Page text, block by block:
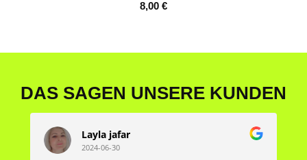
8,00 €
DAS SAGEN UNSERE KUNDEN
Layla jafar
2024-06-30